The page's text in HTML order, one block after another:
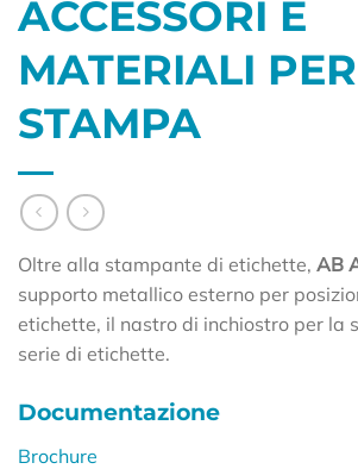
ACCESSORI E
MATERIALI PER
STAMPA
Oltre alla stampante di etichette, AB
supporto metallico esterno per
etichette, il nastro di inchiostro per la
serie di etichette.
Documentazione
Brochure